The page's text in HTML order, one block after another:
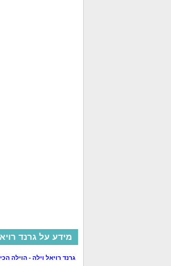
מידע על גרנד
גרנד רויאל וילה - הוילה